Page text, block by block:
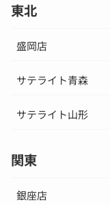
東北
盛岡店
サテライト青森
サテライト山形
関東
銀座店